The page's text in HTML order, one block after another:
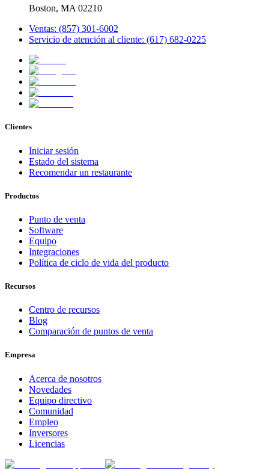
Boston, MA 02210
Ventas: (857) 301-6002
Servicio de atención al cliente: (617) 682-0225
Clientes
Iniciar sesión
Estado del sistema
Recomendar un restaurante
Productos
Punto de venta
Software
Equipo
Integraciones
Política de ciclo de vida del producto
Recursos
Centro de recursos
Blog
Comparación de puntos de venta
Empresa
Acerca de nosotros
Novedades
Equipo directivo
Comunidad
Empleo
Inversores
Licencias